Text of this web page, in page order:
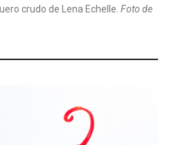
crudo de Lena Echelle. Foto de